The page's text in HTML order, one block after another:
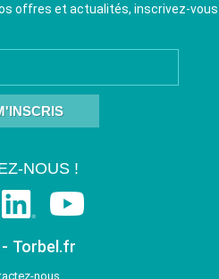
offres et actualités, inscrivez-vous
NOUS !
Torbel.fr
nous